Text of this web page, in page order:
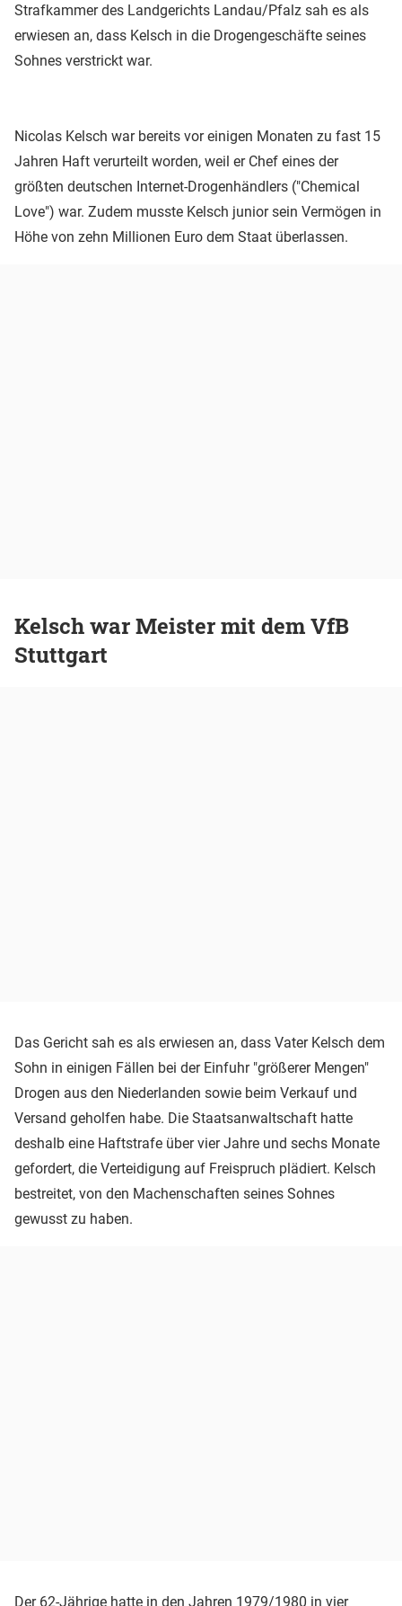
Strafkammer des Landgerichts Landau/Pfalz sah es als
erwiesen an, dass Kelsch in die Drogengeschäfte seines
Sohnes verstrickt war.
Nicolas Kelsch war bereits vor einigen Monaten zu fast 15
Jahren Haft verurteilt worden, weil er Chef eines der
größten deutschen Internet-Drogenhändlers ("Chemical
Love") war. Zudem musste Kelsch junior sein Vermögen in
Höhe von zehn Millionen Euro dem Staat überlassen.
Kelsch war Meister mit dem VfB
Stuttgart
Das Gericht sah es als erwiesen an, dass Vater Kelsch dem
Sohn in einigen Fällen bei der Einfuhr "größerer Mengen"
Drogen aus den Niederlanden sowie beim Verkauf und
Versand geholfen habe. Die Staatsanwaltschaft hatte
deshalb eine Haftstrafe über vier Jahre und sechs Monate
gefordert, die Verteidigung auf Freispruch plädiert. Kelsch
bestreitet, von den Machenschaften seines Sohnes
gewusst zu haben.
Der 62-Jährige hatte in den Jahren 1979/1980 in vier